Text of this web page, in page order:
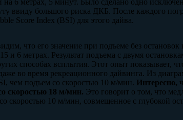
6 метрах, 5 минут. Было сделано одно
ввиду большого риска ДКБ. После каждого
Score Index (BSI) для этого дайва.
что его значение при подъеме без
и 6 метрах. Результат подъема с двумя
способах всплытия. Этот опыт показывает,
во время рекреационного дайвинга. Из
чем подъем со скоростью 10 м/мин. Интересно,
скоростью 18 м/мин. Это говорит о том, что
скоростью 10 м/мин, совмещенное с глубокой